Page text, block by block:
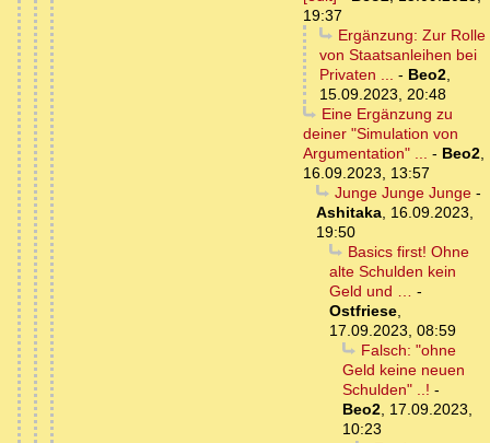
19:37
Ergänzung: Zur Rolle
von Staatsanleihen bei
Privaten ... - Beo2,
15.09.2023, 20:48
Eine Ergänzung zu
deiner "Simulation von
Argumentation" ... - Beo2,
16.09.2023, 13:57
Junge Junge Junge-
Ashitaka, 16.09.2023,
19:50
Basics first! Ohne
alte Schulden kein
Geld und … -
Ostfriese,
17.09.2023, 08:59
Falsch: "ohne
Geld keine neuen
Schulden" ..! -
Beo2, 17.09.2023,
10:23